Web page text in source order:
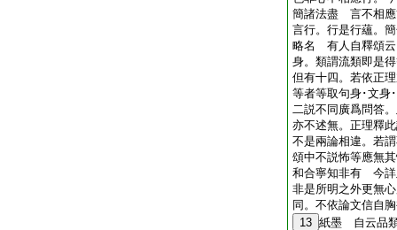
簡諸法盡 言不相
言行。行是行蘊。
略名 有人自釋頌云
身。類謂流類即是
但有十四。若依正
等者等取句身･文
二説不同廣爲問答
亦不述無。正理釋
不是兩論相違。若
頌中不説怖等應無
和合寧知非有 今詳
非是所明之外更無
同。不依論文信自
13 紙墨 自云品